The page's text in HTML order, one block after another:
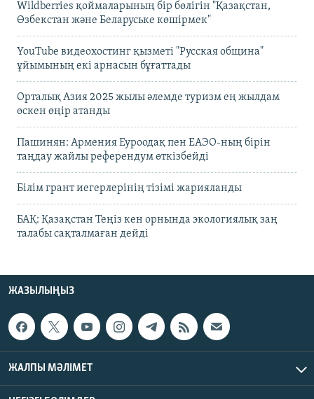
Wildberries қоймаларының бір бөлігін "Қазақстан,
Өзбекстан және Беларуське көшірмек"
YouTube видеохостинг қызметі "Русская община"
ұйымының екі арнасын бұғаттады
Орталық Азия 2025 жылы әлемде туризм ең жылдам
өскен өңір атанды
Пашинян: Армения Еуроодақ пен ЕАЭО-ның бірін
таңдау жайлы референдум өткізбейді
Білім грант иегерлерінің тізімі жарияланды
БАҚ: Қазақстан Теңіз кен орнында экологиялық заң
талабы сақталмаған дейді
ЖАЗЫЛЫҢЫЗ
ЖАЛПЫ МӘЛІМЕТ